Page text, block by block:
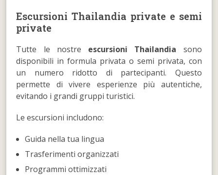
Escursioni Thailandia private e semi
private
Tutte le nostre escursioni Thailandia sono
disponibili in formula privata o semi privata, con
un numero ridotto di partecipanti. Questo
permette di vivere esperienze più autentiche,
evitando i grandi gruppi turistici.
Le escursioni includono:
Guida nella tua lingua
Trasferimenti organizzati
Programmi ottimizzati